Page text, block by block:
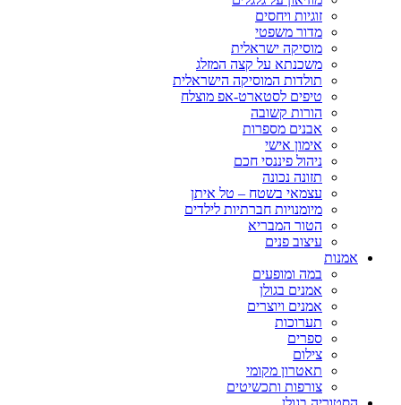
זוגיות ויחסים
מדור משפטי
מוסיקה ישראלית
משכנתא על קצה המזלג
תולדות המוסיקה הישראלית
טיפים לסטארט-אפ מוצלח
הורות קשובה
אבנים מספרות
אימון אישי
ניהול פיננסי חכם
תזונה נכונה
עצמאי בשטח – טל איתן
מיומנויות חברתיות לילדים
הטור המבריא
עיצוב פנים
אמנות
במה ומופעים
אמנים בגולן
אמנים ויוצרים
תערוכות
ספרים
צילום
תאטרון מקומי
צורפות ותכשיטים